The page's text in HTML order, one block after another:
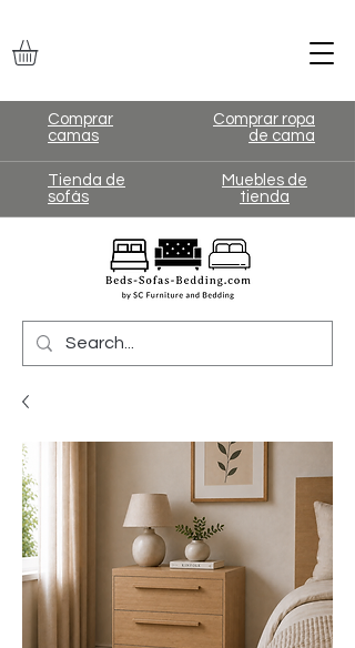
Comprar
camas
Comprar ropa
de cama
Tienda de
sofás
Muebles de
tienda